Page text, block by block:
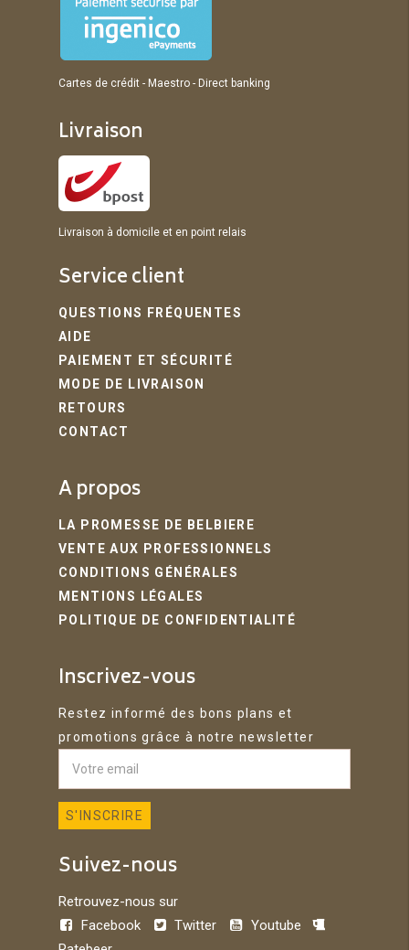
Cartes de crédit - Maestro - Direct banking
Livraison
Livraison à domicile et en point relais
Service client
QUESTIONS FRÉQUENTES
AIDE
PAIEMENT ET SÉCURITÉ
MODE DE LIVRAISON
RETOURS
CONTACT
A propos
LA PROMESSE DE BELBIERE
VENTE AUX PROFESSIONNELS
CONDITIONS GÉNÉRALES
MENTIONS LÉGALES
POLITIQUE DE CONFIDENTIALITÉ
Inscrivez-vous
Restez informé des bons plans et
promotions grâce à notre newsletter
Suivez-nous
Retrouvez-nous sur
Facebook
Twitter
Youtube